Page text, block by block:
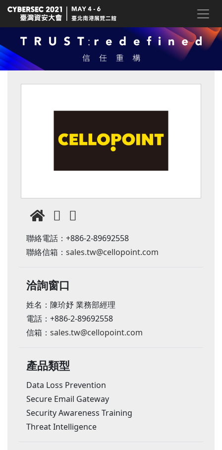
聯絡電話：+886-2-89692558
聯絡信箱：sales.tw@cellopoint.com
洽詢窗口
姓名：陳玠妤 業務部經理
電話：+886-2-89692558
信箱：sales.tw@cellopoint.com
產品類型
Data Loss Prevention
Secure Email Gateway
Security Awareness Training
Threat Intelligence